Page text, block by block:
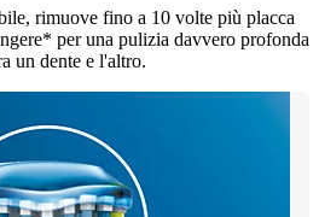
rimuove fino a 10 volte più placca
per una pulizia davvero profonda
un dente e l'altro.